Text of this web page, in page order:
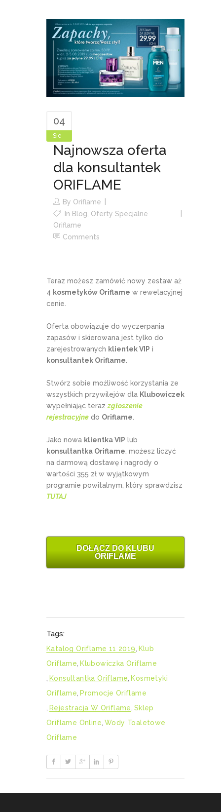
04
Sie
Najnowsza oferta
dla konsultantek
ORIFLAME
By Oriflame
In Blog Oferty Specjalne
Oriflame
Comments
Teraz możesz zamówić nowy zestaw aż
4 kosmetyków Oriflame w rewelacyjnej
cenie.
Oferta obowiązuje do wyczerpania
zapasów i skierowana jest tylko do
zarejestrowanych klientek VIP i
konsultantek Oriflame
Stwórz sobie możliwość korzystania ze
wszystkich przywilejów dla Klubowiczek
wypełniając teraz zgłoszenie
rejestracyjne do Oriflame
Jako nowa klientka VIP lub
konsultantka Oriflame , możesz liczyć
na darmową dostawę i nagrody o
wartości 355 zł w wyjątkowym
programie powitalnym, który sprawdzisz
TUTAJ
DOŁĄCZ DO KLUBU
ORIFLAME
Tags:
Katalog Oriflame 11 2019 Klub
Oriflame Klubowiczka Oriflame
Konsultantka Oriflame Kosmetyki
Oriflame Promocje Oriflame
Rejestracja W Oriflame Sklep
Oriflame Online Wody Toaletowe
Oriflame